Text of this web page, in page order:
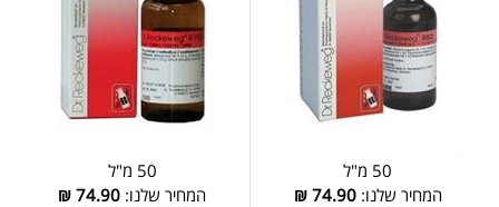
50 מ"ל
המחיר שלנו:74.90
₪
50 מ"ל
המחיר שלנו: 74.90
₪